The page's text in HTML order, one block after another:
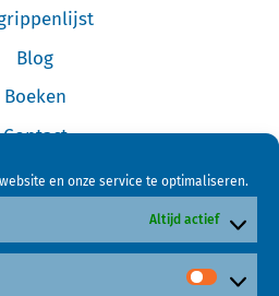
en onze service te optimaliseren.
Altijd actief
Blog
Boeken
Contact
(EU)
Forum